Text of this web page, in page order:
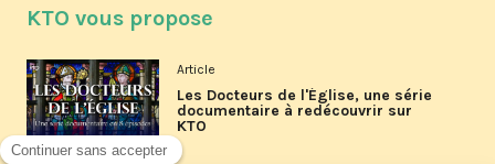
KTO vous propose
Article
Les Docteurs de l'Église, une série
documentaire à redécouvrir sur
KTO